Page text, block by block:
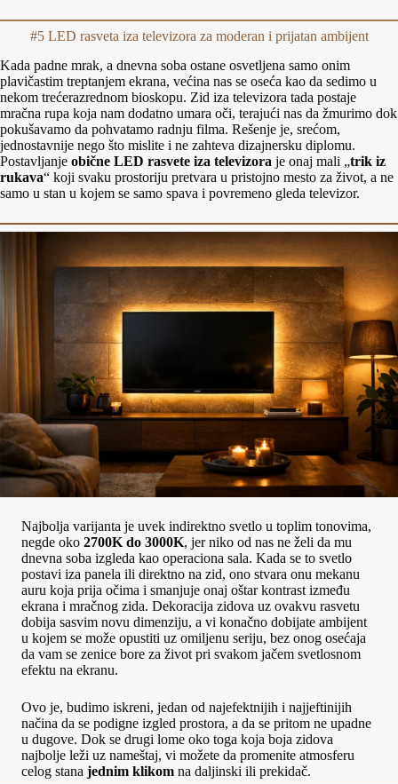
#5 LED rasveta iza televizora za moderan i prijatan ambijent
Kada padne mrak, a dnevna soba ostane osvetljena samo onim
plavičastim treptanjem ekrana, većina nas se oseća kao da sedimo u
nekom trećerazrednom bioskopu. Zid iza televizora tada postaje
mračna rupa koja nam dodatno umara oči, terajući nas da žmurimo dok
pokušavamo da pohvatamo radnju filma. Rešenje je, srećom,
jednostavnije nego što mislite i ne zahteva dizajnersku diplomu.
Postavljanje obične LED rasvete iza televizora je onaj mali „trik iz
rukava“ koji svaku prostoriju pretvara u pristojno mesto za život, a ne
samo u stan u kojem se samo spava i povremeno gleda televizor.
Najbolja varijanta je uvek indirektno svetlo u toplim tonovima,
negde oko 2700K do 3000K, jer niko od nas ne želi da mu
dnevna soba izgleda kao operaciona sala. Kada se to svetlo
postavi iza panela ili direktno na zid, ono stvara onu mekanu
auru koja prija očima i smanjuje onaj oštar kontrast između
ekrana i mračnog zida. Dekoracija zidova uz ovakvu rasvetu
dobija sasvim novu dimenziju, a vi konačno dobijate ambijent
u kojem se može opustiti uz omiljenu seriju, bez onog osećaja
da vam se zenice bore za život pri svakom jačem svetlosnom
efektu na ekranu.
Ovo je, budimo iskreni, jedan od najefektnijih i najjeftinijih
načina da se podigne izgled prostora, a da se pritom ne upadne
u dugove. Dok se drugi lome oko toga koja boja zidova
najbolje leži uz nameštaj, vi možete da promenite atmosferu
celog stana jednim klikom na daljinski ili prekidač.